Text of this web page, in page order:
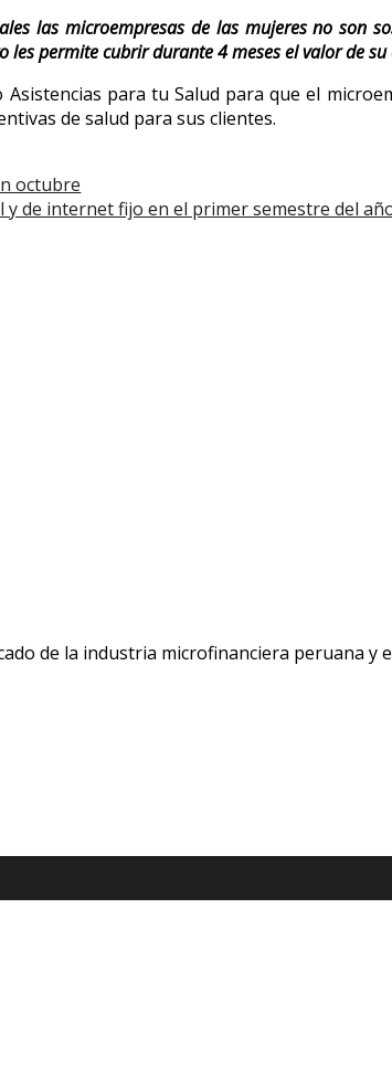
las microempresas de las mujeres no son
permite cubrir durante 4 meses el valor de su
para tu Salud para que el
de salud para sus clientes.
octubre
de internet fijo en el primer semestre del
de la industria microfinanciera peruana y